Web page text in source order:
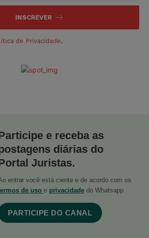
INSCREVER
de Privacidade.
e receba as
diárias do
Juristas.
entrar você está ciente e de acordo com os
de uso e privacidade do Whatsapp.
PARTICIPE DO CANAL